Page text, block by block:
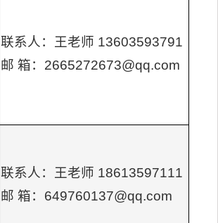
联系人：王老师 13603593791
邮 箱：2665272673@qq.com
联系人：王老师 18613597111
邮 箱：649760137@qq.com